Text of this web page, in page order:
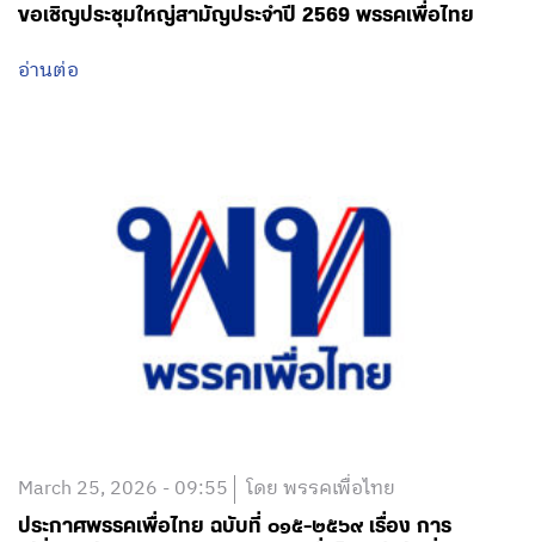
ขอเชิญประชุมใหญ่สามัญประจำปี 2569 พรรคเพื่อไทย
อ่านต่อ
March 25, 2026 - 09:55 โดย พรรคเพื่อไทย
ประกาศพรรคเพื่อไทย ฉบับที่ ๐๑๕-๒๕๖๙ เรื่อง การ